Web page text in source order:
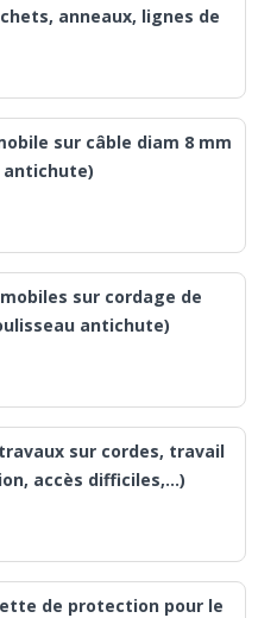
anneaux, lignes de
sur câble diam 8 mm
antichute)
sur cordage de
antichute)
sur cordes, travail
accès difficiles,...)
de protection pour le